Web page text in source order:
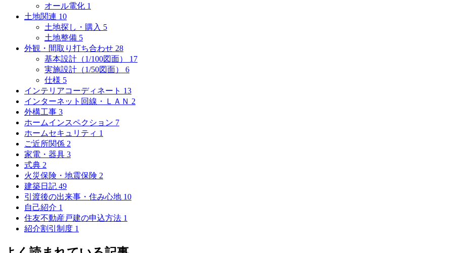
オール電化 1
土地関連 10
土地探し・購入 5
土地整備 5
外観・間取り打ち合わせ 28
基本設計（1/100図面） 17
実施設計（1/50図面） 6
仕様 5
インテリアコーディネート 13
インターネット回線・ＬＡＮ 2
外構工事 3
ホームインスペクション 7
ホームセキュリティ 1
ご近所関係 2
家電・器具 3
式典 2
火災保険・地震保険 2
建築日記 49
引渡後の出来事・住み心地 10
自己紹介 1
住友不動産戸建の申込方法 1
紹介割引制度 1